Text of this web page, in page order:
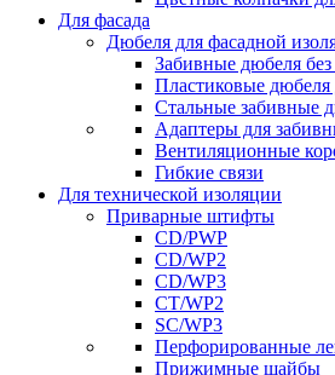
Для фасада
Дюбеля для фасадной
Забивные дюбеля
Пластиковые дюбеля
Стальные забивные
Адаптеры для
Вентиляционные
Гибкие связи
Для технической изоляции
Приварные штифты
CD/PWP
CD/WP2
CD/WP3
CT/WP2
SC/WP3
Перфорированные
Прижимные шайбы